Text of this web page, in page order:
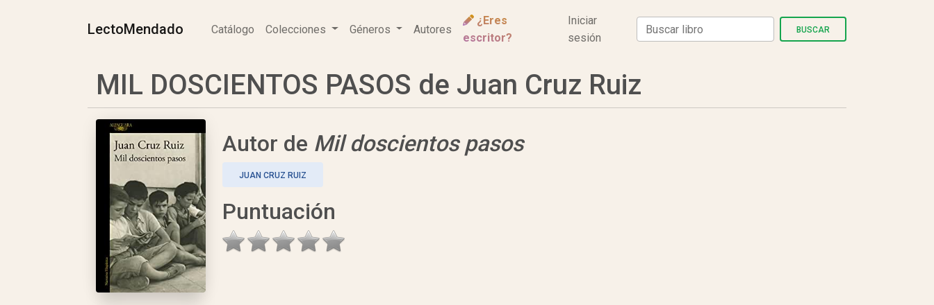
LectoMendado Catálogo Colecciones Géneros Autores
¿Eres
escritor?
Iniciar
sesión
BUSCAR
MIL DOSCIENTOS PASOS de Juan Cruz Ruiz
Autor de Mil doscientos pasos
JUAN CRUZ RUIZ
Puntuación